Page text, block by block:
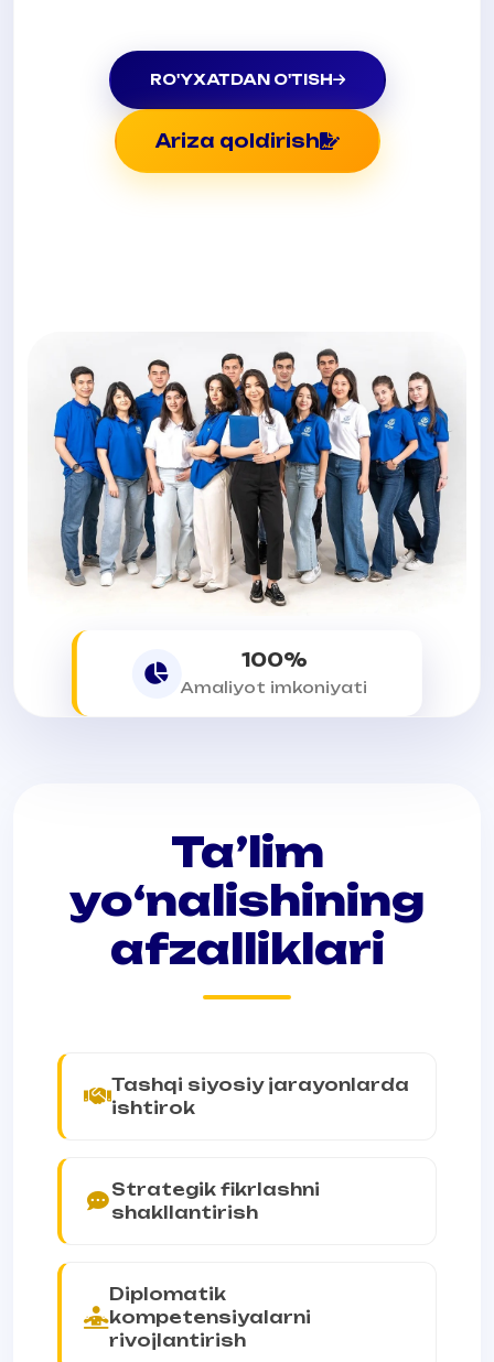
RO'YXATDAN O'TISH
Ariza qoldirish
100%
Amaliyot imkoniyati
Ta’lim
yo‘nalishining
afzalliklari
Tashqi siyosiy jarayonlarda
ishtirok
Strategik fikrlashni
shakllantirish
Diplomatik
kompetensiyalarni
rivojlantirish